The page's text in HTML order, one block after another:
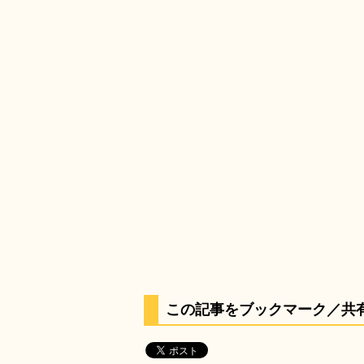
この記事をブックマーク／共